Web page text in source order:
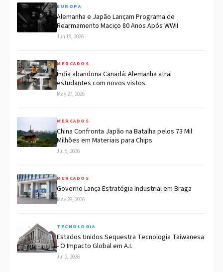
EUROPA
Alemanha e Japão Lançam Programa de
Rearmamento Maciço 80 Anos Após WWII
Jun 19, 2026
MERCADOS
Índia abandona Canadá: Alemanha atrai
estudantes com novos vistos
May 27, 2026
MERCADOS
China Confronta Japão na Batalha pelos 73 Mil
Milhões em Materiais para Chips
Jul 5, 2026
MERCADOS
Governo Lança Estratégia Industrial em Braga
May 29, 2026
TECNOLOGIA
Estados Unidos Sequestra Tecnologia Taiwanesa
- O Impacto Global em A.I.
Jul 2, 2026